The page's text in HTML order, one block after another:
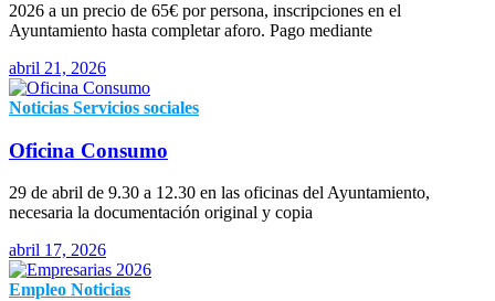
2026 a un precio de 65€ por persona, inscripciones en el
Ayuntamiento hasta completar aforo. Pago mediante
abril 21, 2026
Noticias Servicios sociales
Oficina Consumo
29 de abril de 9.30 a 12.30 en las oficinas del Ayuntamiento,
necesaria la documentación original y copia
abril 17, 2026
Empleo Noticias